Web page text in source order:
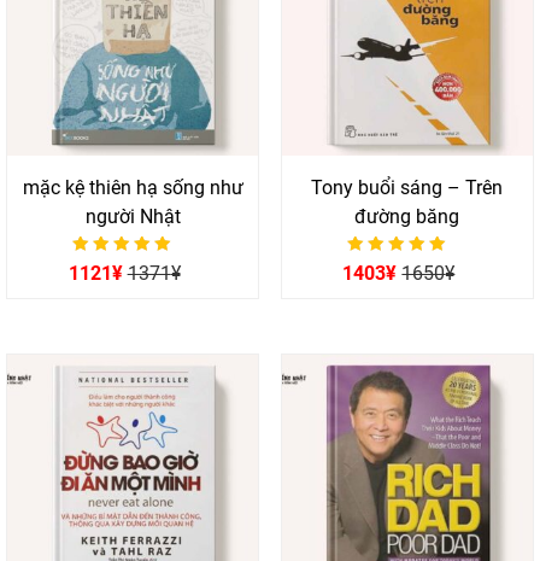
mặc kệ thiên hạ sống như
người Nhật
Được xếp hạng
0
1121¥ 1371¥
Tony buổi sáng – Trên
đường băng
Được xếp hạng
0
1403¥ 1650¥